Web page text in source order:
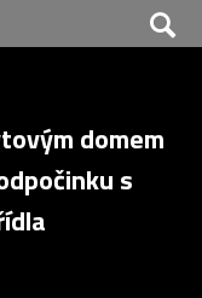
domem
s